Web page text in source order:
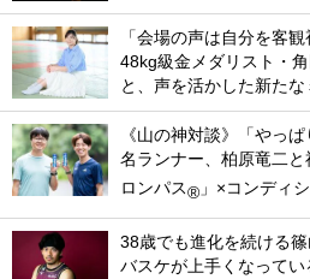
「会場の声は自分を客
48kg級金メダリスト・
と、声を活かした新たな
《山の神対談》「やっ
名ランナー、柏原竜二
ロンパス® 」×コンディ
38歳でも進化を続ける
バスケが上手くなって